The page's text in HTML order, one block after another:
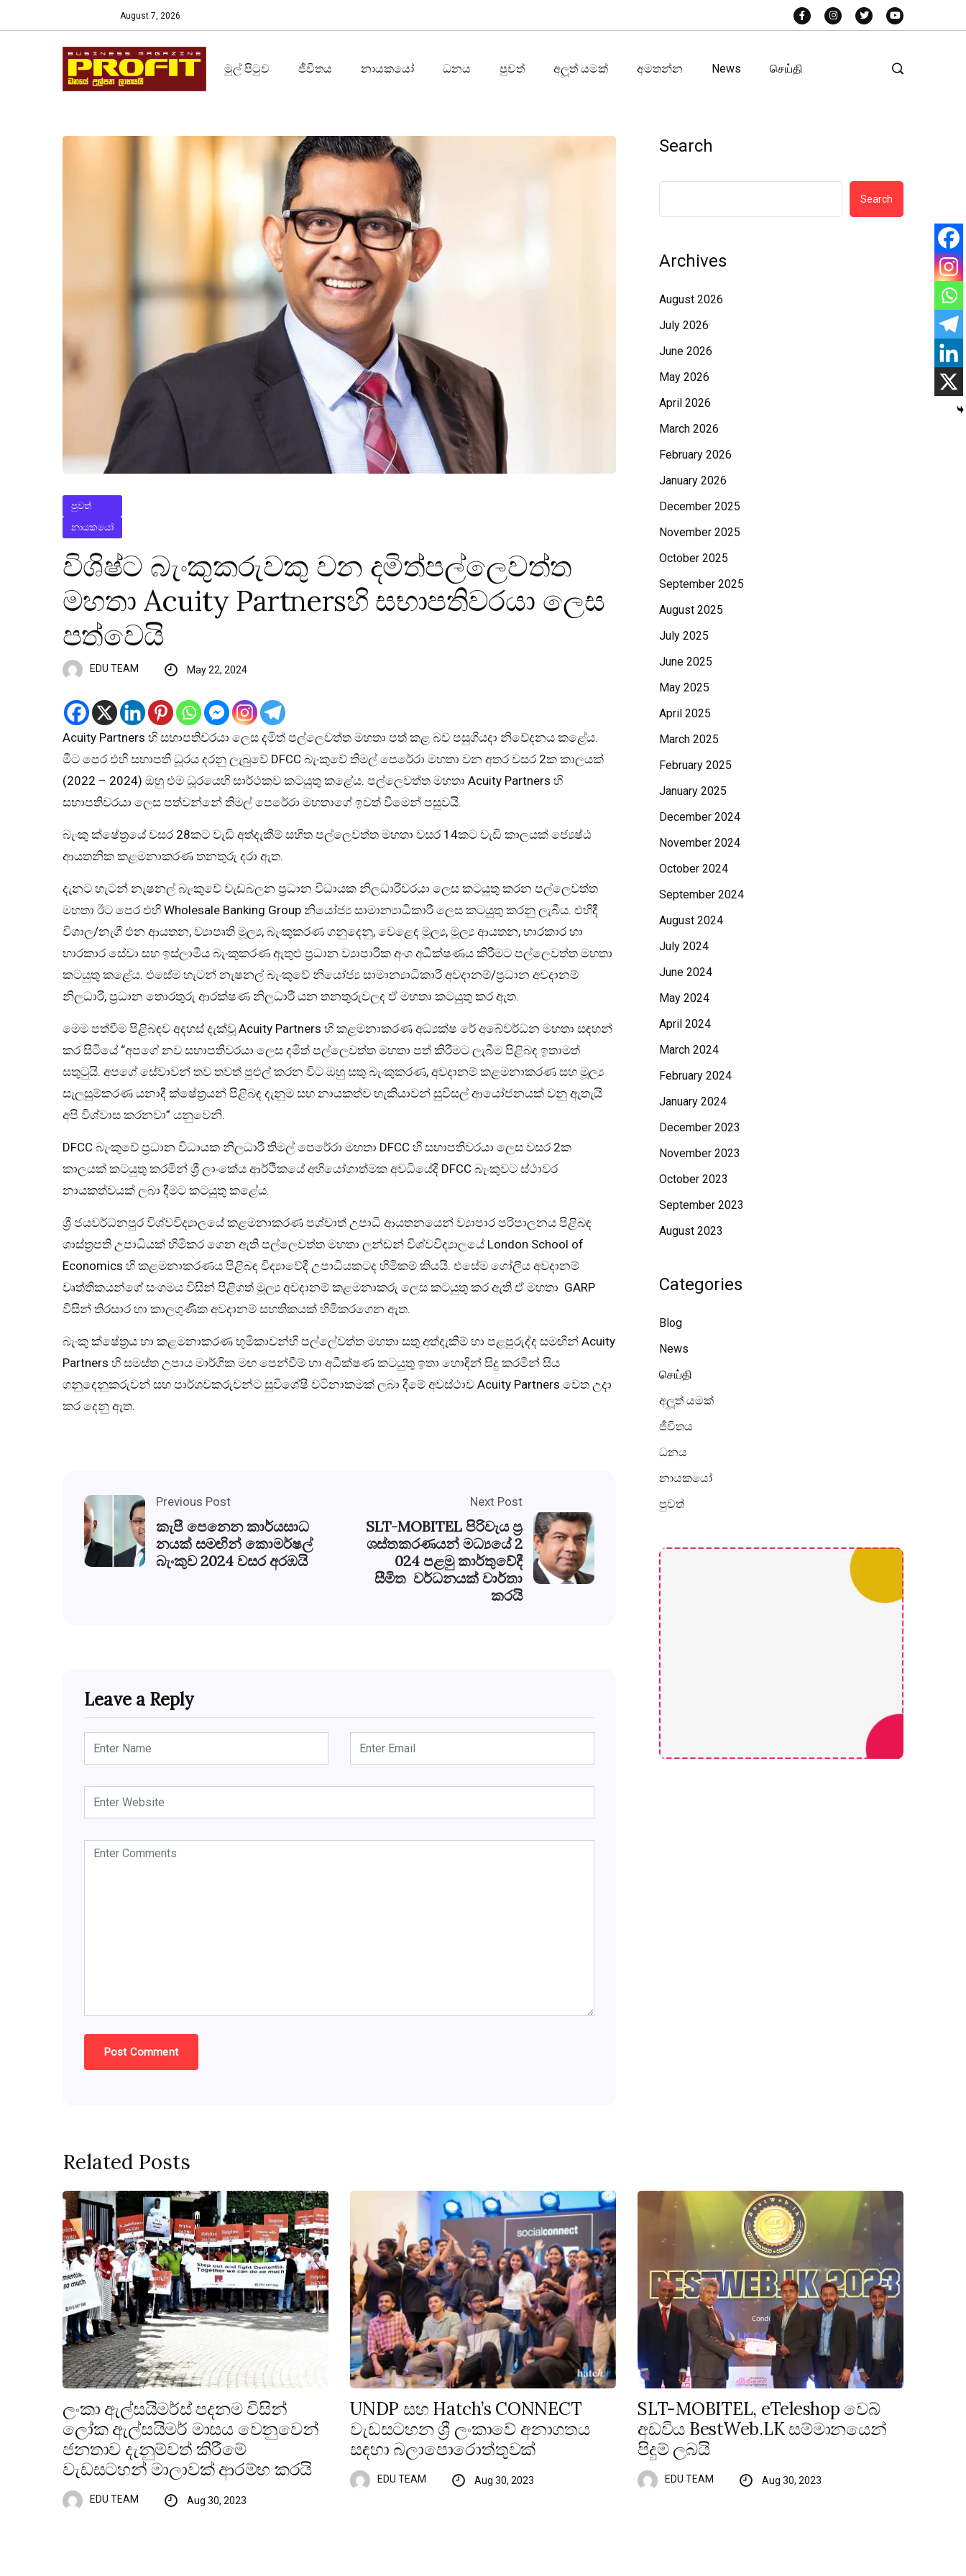
August 7, 2026
මුල් පිටුව ජීවිතය නායකයෝ ධනය පුවත් අලූත් යමක් අමතන්න News செய்தி
පුවත්
නායකයෝ
විශිෂ්ට බැංකුකරුවකු වන දමිත්පල්ලෙවත්ත
මහතා Acuity Partnersහි සභාපතිවරයා ලෙස
පත්වෙයි
EDU TEAM May 22, 2024
Acuity Partners හි සභාපතිවරයා ලෙස දමිත් පල්ලෙවත්ත මහතා පත් කළ බව පසුගියදා නිවේදනය කළේය.
මීට පෙර එහි සභාපති ධූරය දරනු ලැබුවේ DFCC බැංකුවේ තිමල් පෙරේරා මහතා වන අතර වසර 2ක කාලයක්
(2022 – 2024) ඔහු එම ධූරයෙහි සාර්ථකව කටයුතු කළේය. පල්ලෙවත්ත මහතා Acuity Partners හි
සභාපතිවරයා ලෙස පත්වන්නේ තිමල් පෙරේරා මහතාගේ ඉවත් වීමෙන් පසුවයි.
බැංකු ක්ෂේත්‍රයේ වසර 28කට වැඩි අත්දැකීම් සහිත පල්ලෙවත්ත මහතා වසර 14කට වැඩි කාලයක් ජ්‍යෙෂ්ඨ
ආයතනික කළමනාකරණ තනතුරු දරා ඇත.
දැනට හැටන් නැෂනල් බැංකුවේ වැඩබලන ප්‍රධාන විධායක නිලධාරීවරයා ලෙස කටයුතු කරන පල්ලෙවත්ත
මහතා ඊට පෙර එහි Wholesale Banking Group නියෝජ්‍ය සාමාන්‍යාධිකාරී ලෙස කටයුතු කරනු ලැබීය. එහිදී
විශාල/නැගී එන ආයතන, ව්‍යාපෘති මූල්‍ය, බැංකුකරණ ගනුදෙනු, වෙළෙඳ මූල්‍ය, මූල්‍ය ආයතන, භාරකාර හා
භාරකාර සේවා සහ ඉස්ලාමීය බැංකුකරණ ඇතුළු ප්‍රධාන ව්‍යාපාරික අංශ අධීක්ෂණය කිරීමට පල්ලෙවත්ත මහතා
කටයුතු කළේය. එසේම හැටන් නැෂනල් බැංකුවේ නියෝජ්‍ය සාමාන්‍යාධිකාරී අවදානම්/ප්‍රධාන අවදානම්
නිලධාරී, ප්‍රධාන තොරතුරු ආරක්ෂණ නිලධාරී යන තනතුරුවලද ඒ මහතා කටයුතු කර ඇත.
මෙම පත්වීම පිළිබඳව අදහස් දැක්වූ Acuity Partners හි කළමනාකරණ අධ්‍යක්ෂ රේ අබේවර්ධන මහතා සඳහන්
කර සිටියේ “අපගේ නව සභාපතිවරයා ලෙස දමිත් පල්ලෙවත්ත මහතා පත් කිරීමට ලැබීම පිළිබඳ ඉතාමත්
සතුටුයි. අපගේ සේවාවන් තව තවත් පුළුල් කරන විට ඔහු සතු බැංකුකරණ, අවදානම් කළමනාකරණ සහ මූල්‍ය
සැලසුම්කරණ යනාදී ක්ෂේත්‍රයන් පිළිබඳ දැනුම සහ නායකත්ව හැකියාවන් සුවිසල් ආයෝජනයක් වනු ඇතැයි
අපි විශ්වාස කරනවා’‘ යනුවෙනි.
DFCC බැංකුවේ ප්‍රධාන විධායක නිලධාරී තිමල් පෙරේරා මහතා DFCC හි සභාපතිවරයා ලෙස වසර 2ක
කාලයක් කටයුතු කරමින් ශ්‍රී ලාංකේය ආර්ථිකයේ අභියෝගාත්මක අවධියේදී DFCC බැංකුවට ස්ථාවර
නායකත්වයක් ලබා දීමට කටයුතු කළේය.
ශ්‍රී ජයවර්ධනපුර විශ්වවිද්‍යාලයේ කළමනාකරණ පශ්චාත් උපාධි ආයතනයෙන් ව්‍යාපාර පරිපාලනය පිළිබඳ
ශාස්ත්‍රපති උපාධියක් හිමිකර ගෙන ඇති පල්ලෙවත්ත මහතා ලන්ඩන් විශ්වවිද්‍යාලයේ London School of
Economics හි කළමනාකරණය පිළිබඳ විද්‍යාවේදී උපාධියකටද හිමිකම් කියයි. එසේම ගෝලීය අවදානම්
වෘත්තිකයන්ගේ සංගමය විසින් පිළිගත් මූල්‍ය අවදානම් කළමනාකරු ලෙස කටයුතු කර ඇති ඒ මහතා GARP
විසින් තිරසාර හා කාලගුණික අවදානම් සහතිකයක් හිමිකරගෙන ඇත.
බැංකු ක්ෂේත්‍රය හා කළමනාකරණ භූමිකාවන්හි පල්ලේවත්ත මහතා සතු අත්දැකීම් හා පළපුරුද්ද සමඟින් Acuity
Partners හි සමස්ත උපාය මාර්ගික මඟ පෙන්වීම් හා අධීක්ෂණ කටයුතු ඉතා හොඳින් සිදු කරමින් සිය
ගනුදෙනුකරුවන් සහ පාර්ශවකරුවන්ට සුවිශේෂී වටිනාකමක් ලබා දීමේ අවස්ථාව Acuity Partners වෙත උදා
කර දෙනු ඇත.
Previous Post
කැපී පෙනෙන කාර්යසාධ
නයක් සමඟින් කොමර්ෂල්
බැංකුව 2024 වසර අරඹයි
Next Post
SLT-MOBITEL පිරිවැය ප්‍ර
ශස්තකරණයන් මධ්‍යයේ 2
024 පළමු කාර්තුවේදී
සීමිත වර්ධනයක් වාර්තා
කරයි
Leave a Reply
Search
Search
Archives
August 2026
July 2026
June 2026
May 2026
April 2026
March 2026
February 2026
January 2026
December 2025
November 2025
October 2025
September 2025
August 2025
July 2025
June 2025
May 2025
April 2025
March 2025
February 2025
January 2025
December 2024
November 2024
October 2024
September 2024
August 2024
July 2024
June 2024
May 2024
April 2024
March 2024
February 2024
January 2024
December 2023
November 2023
October 2023
September 2023
August 2023
Categories
Blog
News
செய்தி
අලූත් යමක්
ජීවිතය
ධනය
නායකයෝ
පුවත්
Related Posts
ලංකා ඇල්සයිමර්ස් පදනම විසින්
ලෝක ඇල්සයිමර් මාසය වෙනුවෙන්
ජනතාව දැනුම්වත් කිරීමේ
වැඩසටහන් මාලාවක් ආරම්භ කරයි
EDU TEAM Aug 30, 2023
UNDP සහ Hatch’s CONNECT
වැඩසටහන ශ්‍රී ලංකාවේ අනාගතය
සඳහා බලාපොරොත්තුවක්
EDU TEAM Aug 30, 2023
SLT-MOBITEL, eTeleshop වෙබ්
අඩවිය BestWeb.LK සම්මානයෙන්
පිදුම් ලබයි
EDU TEAM Aug 30, 2023